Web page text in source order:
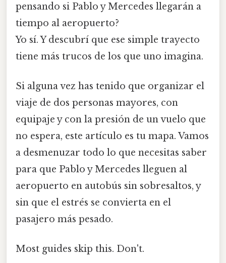
pensando si Pablo y Mercedes llegarán a
tiempo al aeropuerto?
Yo sí. Y descubrí que ese simple trayecto
tiene más trucos de los que uno imagina.
Si alguna vez has tenido que organizar el
viaje de dos personas mayores, con
equipaje y con la presión de un vuelo que
no espera, este artículo es tu mapa. Vamos
a desmenuzar todo lo que necesitas saber
para que Pablo y Mercedes lleguen al
aeropuerto en autobús sin sobresaltos, y
sin que el estrés se convierta en el
pasajero más pesado.
Most guides skip this. Don't.